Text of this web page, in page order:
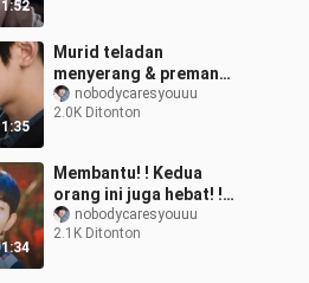
1:52
1:35
Murid teladan
menyerang & preman
sekolah menerima |
Kecepatan terkunci!
nobodycaresyouuu
2.0K Ditonton
1:34
Membantu! ! Kedua
orang ini juga hebat! !
Sangat menyenangkan
memiliki senior berwajah
nobodycaresyouuu
2.1K Ditonton